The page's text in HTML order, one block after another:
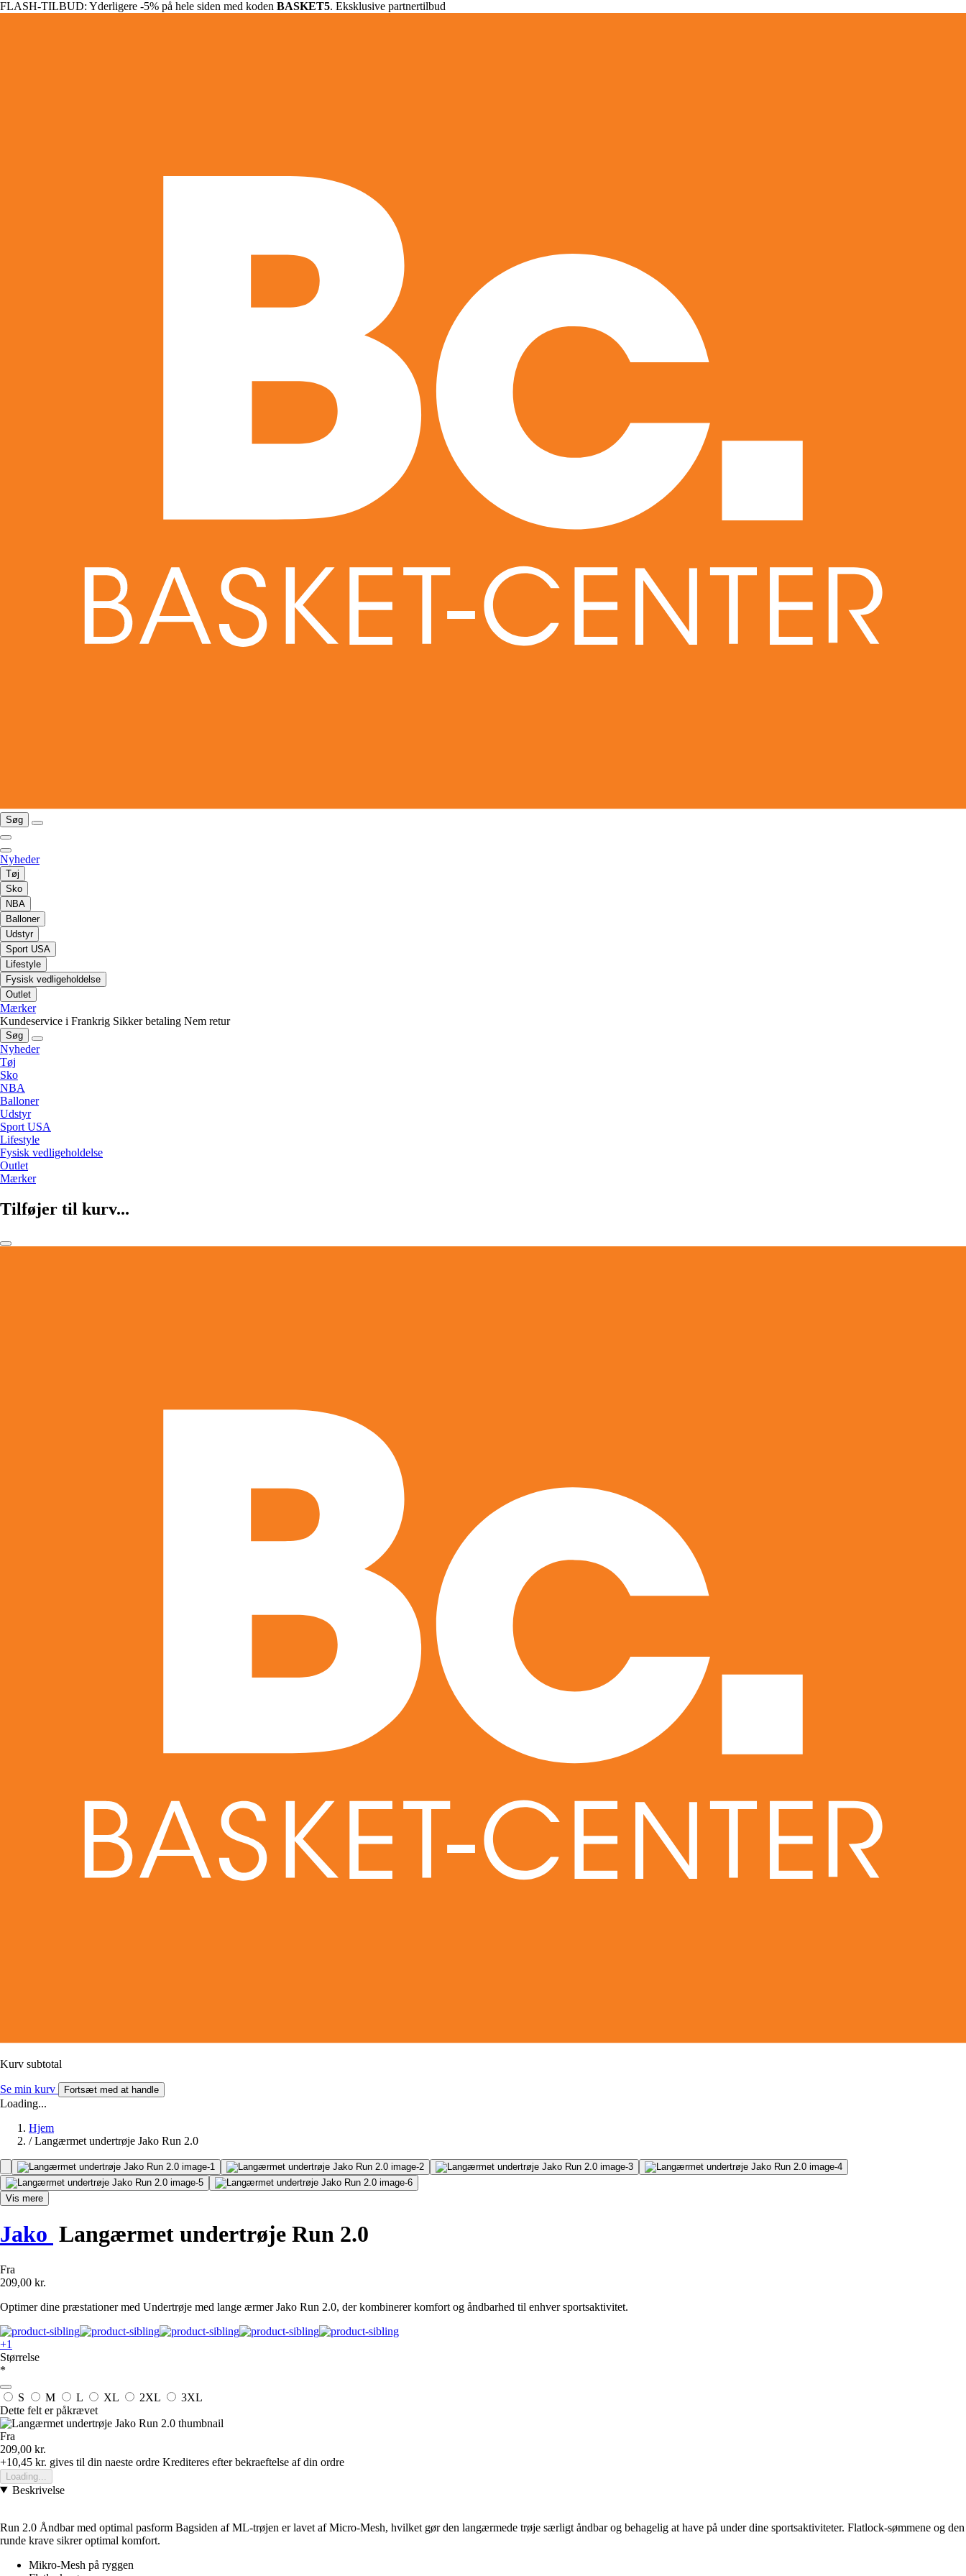
FLASH-TILBUD: Yderligere -5% på hele siden med koden BASKET5. Eksklusive partnertilbud
Søg
Nyheder
Tøj
Sko
NBA
Balloner
Udstyr
Sport USA
Lifestyle
Fysisk vedligeholdelse
Outlet
Mærker
Kundeservice i Frankrig Sikker betaling Nem retur
Søg
Nyheder
Tøj
Sko
NBA
Balloner
Udstyr
Sport USA
Lifestyle
Fysisk vedligeholdelse
Outlet
Mærker
Tilføjer til kurv...
Kurv subtotal
Se min kurv Fortsæt med at handle
Loading...
Hjem
/ Langærmet undertrøje Jako Run 2.0
Vis mere
Jako Langærmet undertrøje Run 2.0
Fra
209,00 kr.
Optimer dine præstationer med Undertrøje med lange ærmer Jako Run 2.0, der kombinerer komfort og åndbarhed til enhver sportsaktivitet.
+1
Størrelse
*
S M L XL 2XL
3XL
Dette felt er påkrævet
Fra
209,00 kr.
+10,45 kr. gives til din naeste ordre Krediteres efter bekraeftelse af din ordre
Loading...
Beskrivelse
Run 2.0 Åndbar med optimal pasform Bagsiden af ML-trøjen er lavet af Micro-Mesh, hvilket gør den langærmede trøje særligt åndbar og behagelig at have på under dine sportsaktiviteter. Flatlock-sømmene og den
runde krave sikrer optimal komfort.
Mikro-Mesh på ryggen